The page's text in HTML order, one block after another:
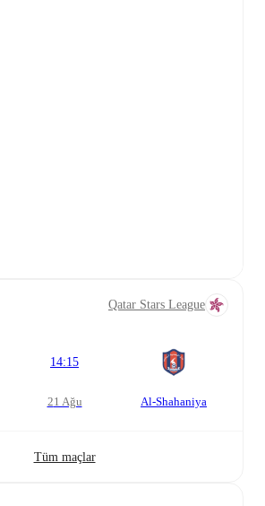
Qatar Stars League
14:15
21 Ağu Al-Shahaniya
Tüm maçlar